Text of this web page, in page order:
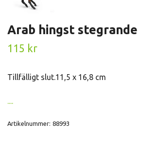
Arab hingst stegrande
115 kr
Tillfälligt slut.11,5 x 16,8 cm
....
Artikelnummer: 88993